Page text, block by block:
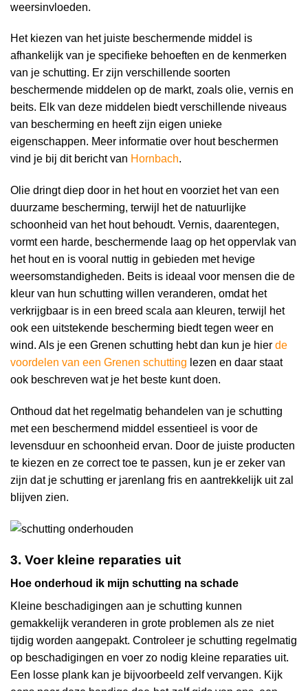
weersinvloeden.
Het kiezen van het juiste beschermende middel is
afhankelijk van je specifieke behoeften en de kenmerken
van je schutting. Er zijn verschillende soorten
beschermende middelen op de markt, zoals olie, vernis en
beits. Elk van deze middelen biedt verschillende niveaus
van bescherming en heeft zijn eigen unieke
eigenschappen. Meer informatie over hout beschermen
vind je bij dit bericht van Hornbach.
Olie dringt diep door in het hout en voorziet het van een
duurzame bescherming, terwijl het de natuurlijke
schoonheid van het hout behoudt. Vernis, daarentegen,
vormt een harde, beschermende laag op het oppervlak van
het hout en is vooral nuttig in gebieden met hevige
weersomstandigheden. Beits is ideaal voor mensen die de
kleur van hun schutting willen veranderen, omdat het
verkrijgbaar is in een breed scala aan kleuren, terwijl het
ook een uitstekende bescherming biedt tegen weer en
wind. Als je een Grenen schutting hebt dan kun je hier de
voordelen van een Grenen schutting lezen en daar staat
ook beschreven wat je het beste kunt doen.
Onthoud dat het regelmatig behandelen van je schutting
met een beschermend middel essentieel is voor de
levensduur en schoonheid ervan. Door de juiste producten
te kiezen en ze correct toe te passen, kun je er zeker van
zijn dat je schutting er jarenlang fris en aantrekkelijk uit zal
blijven zien.
3. Voer kleine reparaties uit
Hoe onderhoud ik mijn schutting na schade
Kleine beschadigingen aan je schutting kunnen
gemakkelijk veranderen in grote problemen als ze niet
tijdig worden aangepakt. Controleer je schutting regelmatig
op beschadigingen en voer zo nodig kleine reparaties uit.
Een losse plank kan je bijvoorbeeld zelf vervangen. Kijk